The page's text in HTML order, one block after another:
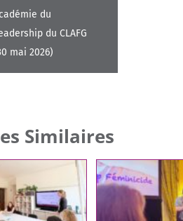
du
du CLAFG
mai 2026)
Similaires